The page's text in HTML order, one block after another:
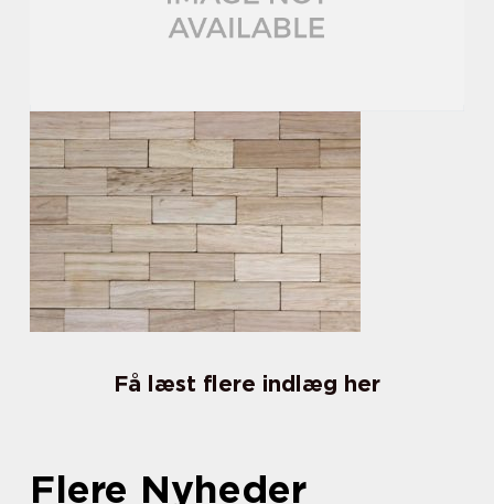
Få læst flere indlæg her
Flere Nyheder